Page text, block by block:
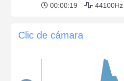
00:00:19 44100Hz
Clic de cámara